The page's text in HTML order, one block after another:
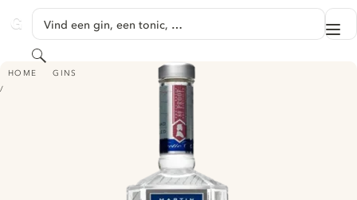
GINVENTORY
Vind een gin, een tonic, …
Zoeken
HOME GINS
MARTIN MILLER'S DRY GIN